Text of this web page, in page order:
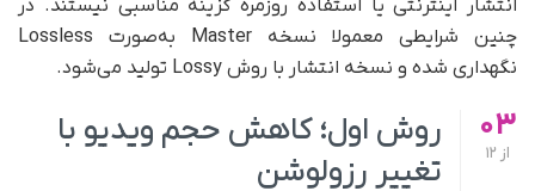
انتشار اینترنتی یا استفاده روزمره گزینه مناسبی نیستند. در
چنین شرایطی معمولا نسخه Master به‌صورت Lossless
نگهداری شده و نسخه انتشار با روش Lossy تولید می‌شود.
03
از
روش اول؛ کاهش حجم ویدیو با
تغییر رزولوشن